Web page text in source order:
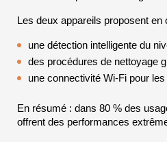
Les deux appareils proposent en
une détection intelligente du
des procédures de nettoyage
une connectivité Wi-Fi pour
En résumé : dans 80 % des
offrent des performances